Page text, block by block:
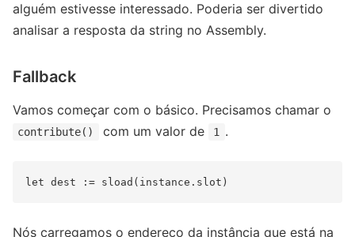
alguém estivesse interessado. Poderia ser divertido
analisar a resposta da string no Assembly.
Fallback
Vamos começar com o básico. Precisamos chamar o
contribute() com um valor de 1 .
Nós carregamos o endereço da instância que está na